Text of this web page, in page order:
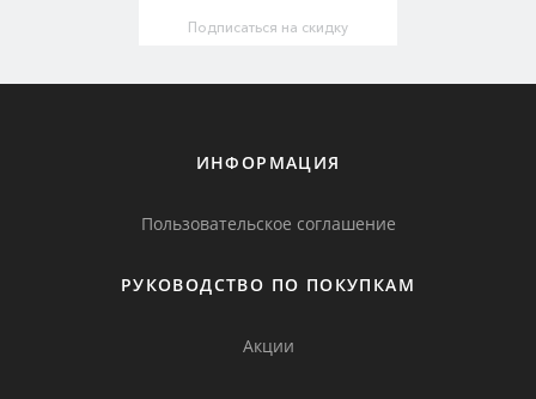
Подписаться на скидку
ИНФОРМАЦИЯ
Пользовательское соглашение
РУКОВОДСТВО ПО ПОКУПКАМ
Акции